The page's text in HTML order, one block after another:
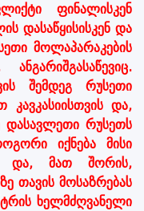
ფინალისკენ
დასაწყისისკენ და
მოლაპარაკების
შემდეგ რუსეთი
და,
დასავლეთი რუსეთს
იქნება მისი
და, მათ შორის,
თავის მოსაზრებას
ხელმძღვანელი